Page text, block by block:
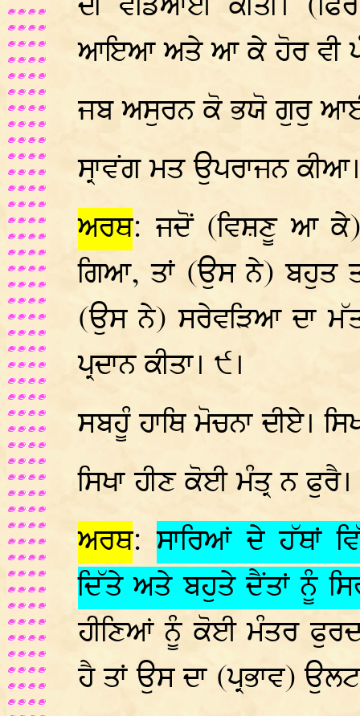
ਆਇਆ ਅਤੇ ਆ ਕੇ ਹੋਰ ਵੀ
ਜਬ ਅਸੁਰਨ ਕੋ ਭਯੋ ਗੁਰੁ
ਸ੍ਰਾਵਂਗ ਮਤ ਉਪਰਾਜਨ
ਅਰਥ: ਜਦੋਂ (ਵਿਸ਼ਣੂ ਆ
ਗਿਆ, ਤਾਂ (ਉਸ ਨੇ) ਬਹੁਤ
(ਉਸ ਨੇ) ਸਰੇਵੜਿਆ ਦਾ
ਪ੍ਰਦਾਨ ਕੀਤਾ। ੯।
ਸਬਹੂੰ ਹਾਥਿ ਮੋਚਨਾ ਦੀਏ।
ਸਿਖਾ ਹੀਣ ਕੋਈ ਮੰਤ੍ਰ ਨ
ਅਰਥ:ਸਾਰਿਆਂ ਦੇ ਹੱਥਾਂ
ਦਿੱਤੇ ਅਤੇ ਬਹੁਤੇ ਦੈਂਤਾਂ ਨੂੰ
ਹੀਣਿਆਂ ਨੂੰ ਕੋਈ ਮੰਤਰ
ਹੈ ਤਾਂ ਉਸ ਦਾ (ਪ੍ਰਭਾਵ)